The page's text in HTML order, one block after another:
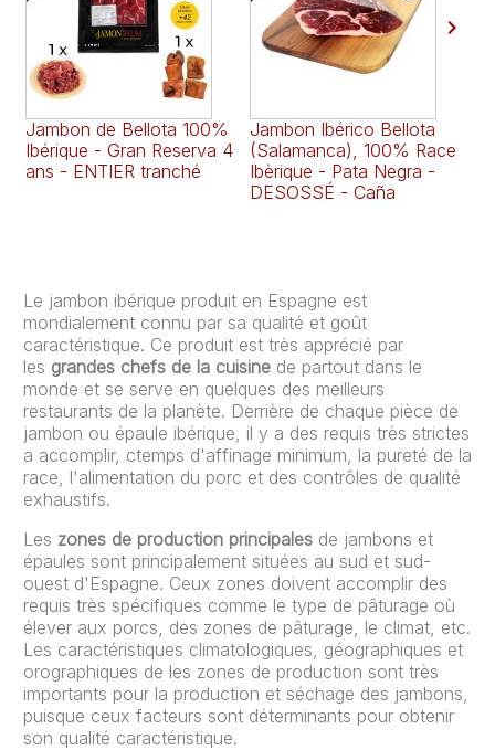
Jambon de Bellota 100%
Ibérique - Gran Reserva 4
ans - ENTIER tranché
Jambon Ibérico Bellota
(Salamanca), 100% Race
Ibèrique - Pata Negra -
DESOSSÉ - Caña

Le jambon ibérique produit en Espagne est
mondialement connu par sa qualité et goût
caractéristique. Ce produit est très apprécié par
les grandes chefs de la cuisine de partout dans le
monde et se serve en quelques des meilleurs
restaurants de la planète. Derrière de chaque pièce de
jambon ou épaule ibérique, il y a des requis très strictes
a accomplir, ctemps d'affinage minimum, la pureté de la
race, l'alimentation du porc et des contrôles de qualité
exhaustifs.
Les zones de production principales de jambons et
épaules sont principalement situées au sud et sud-
ouest d'Espagne. Ceux zones doivent accomplir des
requis très spécifiques comme le type de pâturage où
élever aux porcs, des zones de pâturage, le climat, etc.
Les caractéristiques climatologiques, géographiques et
orographiques de les zones de production sont très
importants pour la production et séchage des jambons,
puisque ceux facteurs sont déterminants pour obtenir
son qualité caractéristique.